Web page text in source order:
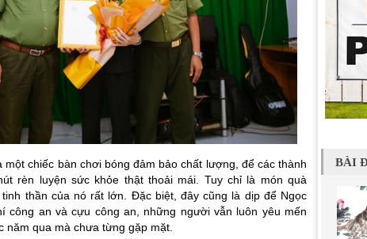
một chiếc bàn chơi bóng đảm bảo chất lượng, để các thành
rèn luyện sức khỏe thật thoải mái. Tuy chỉ là món quà
thần của nó rất lớn. Đặc biệt, đây cũng là dịp để Ngọc
công an và cựu công an, những người vẫn luôn yêu mến
năm qua mà chưa từng gặp mặt.
BÀI